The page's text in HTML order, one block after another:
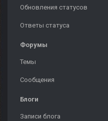
Обновления статусов
Ответы статуса
Форумы
Темы
Сообщения
Блоги
Записи блога